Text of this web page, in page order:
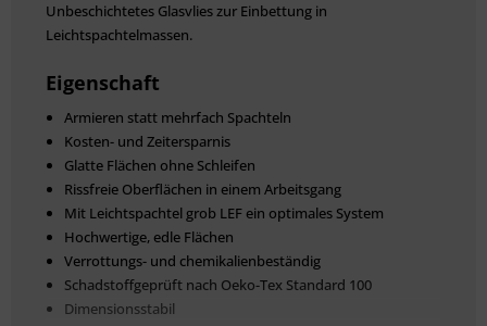
Unbeschichtetes Glasvlies zur Einbettung in
Leichtspachtelmassen.
Eigenschaft
Armieren statt mehrfach Spachteln
Kosten- und Zeitersparnis
Glatte Flächen ohne Schleifen
Rissfreie Oberflächen in einem Arbeitsgang
Mit Leichtspachtel grob LEF ein optimales System
Hochwertige, edle Flächen
Verrottungs- und chemikalienbeständig
Schadstoffgeprüft nach Oeko-Tex Standard 100
Dimensionsstabil